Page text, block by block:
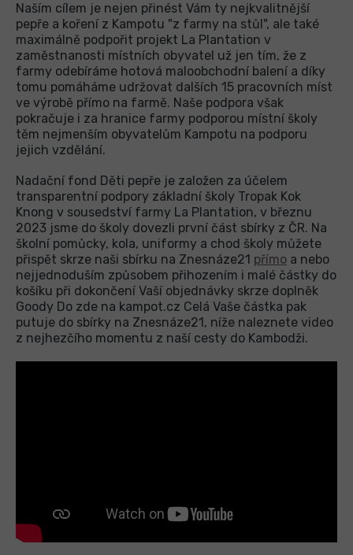
Naším cílem je nejen přinést Vám ty nejkvalitnější
pepře a koření z Kampotu "z farmy na stůl", ale také
maximálně podpořit projekt La Plantation v
zaměstnanosti místních obyvatel už jen tím, že z
farmy odebíráme hotová maloobchodní balení a díky
tomu pomáháme udržovat dalších 15 pracovních míst
ve výrobě přímo na farmě. Naše podpora však
pokračuje i za hranice farmy podporou místní školy
těm nejmenším obyvatelům Kampotu na podporu
jejich vzdělání.
Nadační fond Děti pepře je založen za účelem
transparentní podpory základní školy Tropak Kok
Knong v sousedství farmy La Plantation, v březnu
2023 jsme do školy dovezli první část sbírky z ČR. Na
školní pomůcky, kola, uniformy a chod školy můžete
přispět skrze naši sbírku na Znesnáze21 přímo a nebo
nejjednoduším způsobem přihozením i malé částky do
košíku při dokončení Vaší objednávky skrze doplněk
Goody Do zde na kampot.cz Celá Vaše částka pak
putuje do sbírky na Znesnáze21, níže naleznete video
z nejhezčího momentu z naší cesty do Kambodži.